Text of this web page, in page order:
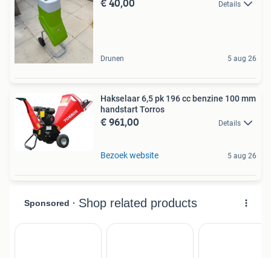
Details
Drunen 5 aug 26
Hakselaar 6,5 pk 196 cc benzine 100 mm
handstart Torros
€ 961,00 Details
Bezoek website 5 aug 26